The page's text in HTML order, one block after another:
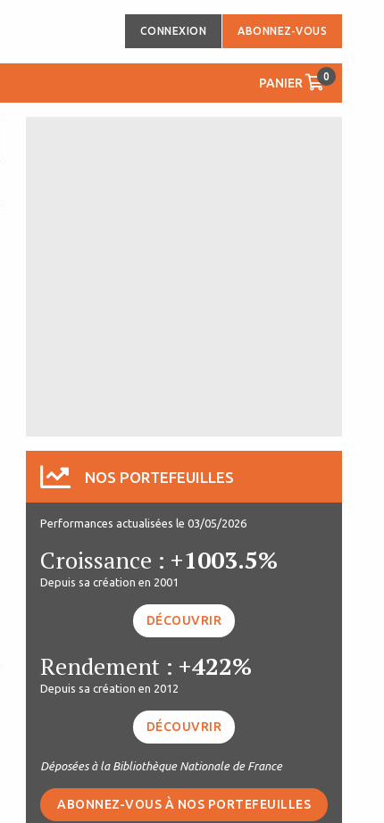
CONNEXION ABONNEZ-VOUS
PANIER 0
NOS PORTEFEUILLES
Performances actualisées le 03/05/2026
Croissance : +1003.5%
Depuis sa création en 2001
DÉCOUVRIR
Rendement : +422%
Depuis sa création en 2012
DÉCOUVRIR
Déposées à la Bibliothèque Nationale de France
ABONNEZ-VOUS À NOS PORTEFEUILLES